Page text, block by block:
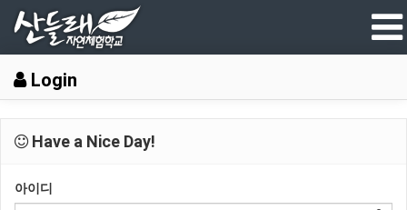
Login
Have a Nice Day!
아이디